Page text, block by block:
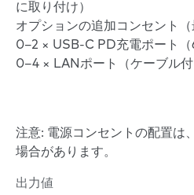
に取り付け）
オプションの追加コンセント（
0–2 × USB-C PD充電ポート（
0–4 × LANポート（ケーブル付
注意: 電源コンセントの配置は
場合があります。
出力値